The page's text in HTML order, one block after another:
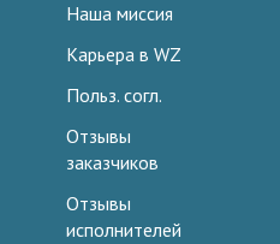
Наша миссия
Карьера в WZ
Польз. согл.
Отзывы
заказчиков
Отзывы
исполнителей